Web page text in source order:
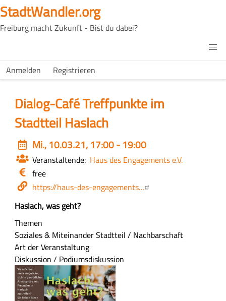
Direkt
zum
Inhalt
StadtWandler.org
Freiburg macht Zukunft - Bist du dabei?
Main
H4C
USER
Anmelden Registrieren
Dialog-Café Treffpunkte im
Stadtteil Haslach
Event
date
Mi., 10.03.21, 17:00 - 19:00
Veranstaltende Haus des Engagements e.V.
Eintritt
/
free
Webseite
https://haus-des-engagements…
Z
u
s
a
m
m
e
n
Haslach, was geht?
Themen
Soziales & MiteinanderStadtteil / Nachbarschaft
Art der Veranstaltung
Diskussion / Podiumsdiskussion